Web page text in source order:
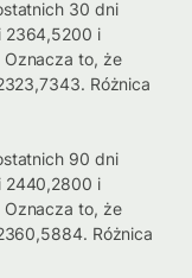
30 dni
2364,5200 i
to, że
Różnica
90 dni
2440,2800 i
to, że
Różnica